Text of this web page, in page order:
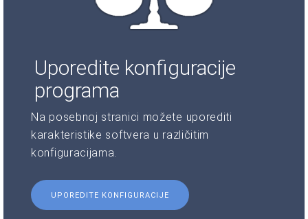
Uporedite konfiguracije
programa
Na posebnoj stranici možete uporediti
karakteristike softvera u različitim
konfiguracijama.
UPOREDITE KONFIGURACIJE